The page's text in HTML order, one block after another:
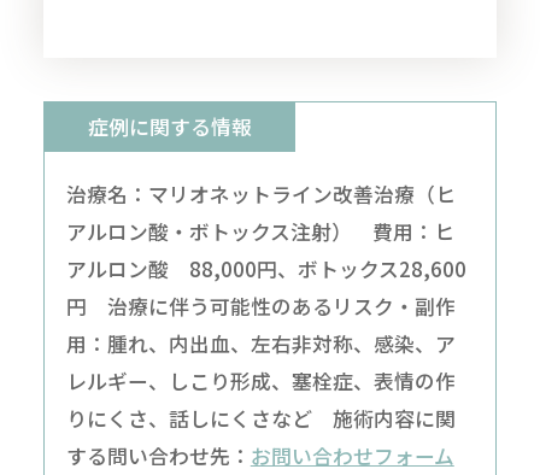
症例に関する情報
治療名：マリオネットライン改善治療（ヒ
アルロン酸・ボトックス注射） 費用：ヒ
アルロン酸 88,000円、ボトックス28,600
円 治療に伴う可能性のあるリスク・副作
用：腫れ、内出血、左右非対称、感染、ア
レルギー、しこり形成、塞栓症、表情の作
りにくさ、話しにくさなど 施術内容に関
する問い合わせ先： お問い合わせフォーム